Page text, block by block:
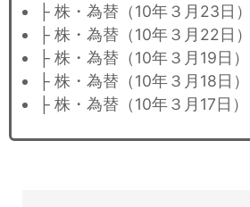
├ 株・為替（10年３月23日）
├ 株・為替（10年３月22日）
├ 株・為替（10年３月19日）
├ 株・為替（10年３月18日）
├ 株・為替（10年３月17日）